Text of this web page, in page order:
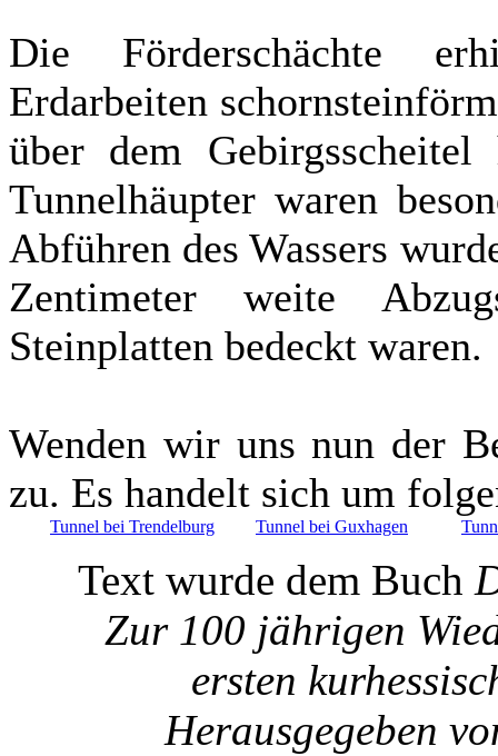
Die Förderschächte
Erdarbeiten
über dem
Tunnelhäupter waren
Abführen des Wassers
Zentimeter weite
Steinplatten bedeckt waren.
Wenden wir uns nun der
zu. Es handelt sich um
Tunnel bei Trendelburg Tunnel bei Guxhagen
Text wurde dem Buch
Zur 100 jährigen
ersten
Herausgegeben